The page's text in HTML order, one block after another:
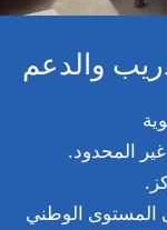
والدعم
المحدود.
المستوى الوطني